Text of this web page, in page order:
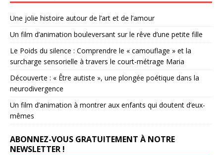
Une jolie histoire autour de l’art et de l’amour
Un film d’animation bouleversant sur le rêve d’une petite fille
Le Poids du silence : Comprendre le « camouflage » et la
surcharge sensorielle à travers le court-métrage Maria
Découverte : « Être autiste », une plongée poétique dans la
neurodivergence
Un film d’animation à montrer aux enfants qui doutent d’eux-
mêmes
ABONNEZ-VOUS GRATUITEMENT À NOTRE
NEWSLETTER !